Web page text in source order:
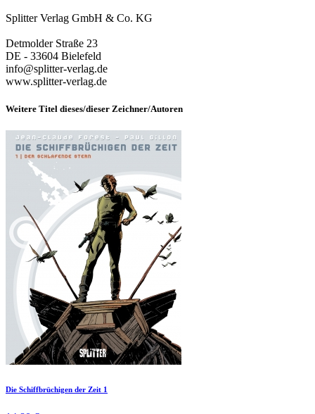
Splitter Verlag GmbH & Co. KG
Detmolder Straße 23
DE - 33604 Bielefeld
info@splitter-verlag.de
www.splitter-verlag.de
Weitere Titel dieses/dieser Zeichner/Autoren
Die Schiffbrüchigen der Zeit 1